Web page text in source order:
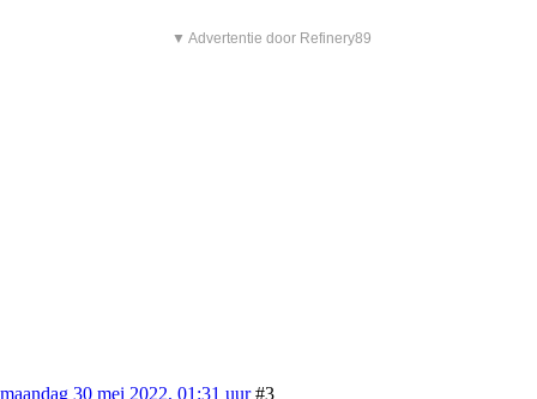
▼ Advertentie door Refinery89
maandag 30 mei 2022, 01:31 uur #3